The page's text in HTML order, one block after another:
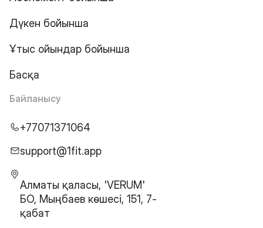
Дүкен бойынша
Ұтыс ойындар бойынша
Басқа
Байланысу
+77071371064
support@1fit.app
Алматы қаласы, 'VERUM'
БО, Мыңбаев көшесі, 151, 7-
қабат